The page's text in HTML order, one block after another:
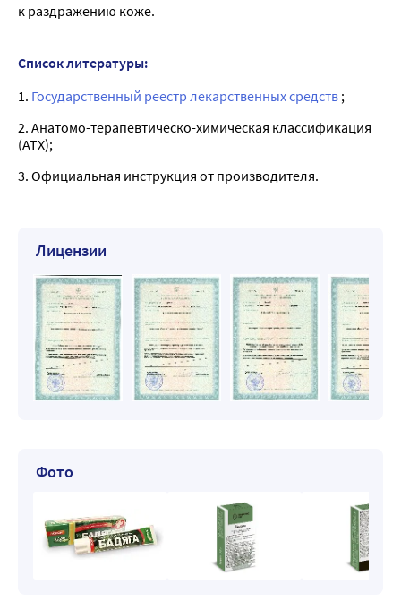
к раздражению коже.
Список литературы:
1. Государственный реестр лекарственных средств ;
2. Анатомо-терапевтическо-химическая классификация
(ATX);
3. Официальная инструкция от производителя.
Лицензии
Фото